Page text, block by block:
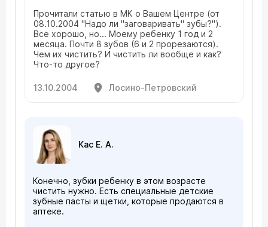
Прочитали статью в МК о Вашем Центре (от
08.10.2004 "Надо ли "заговаривать" зубы?").
Все хорошо, но... Моему ребенку 1 год и 2
месяца. Почти 8 зубов (6 и 2 прорезаются).
Чем их чистить? И чистить ли вообще и как?
Что-то другое?
13.10.2004 Лосино-Петровский
Кас Е. А.
Конечно, зубки ребенку в этом возрасте
чистить нужно. Есть специальные детские
зубные пасты и щетки, которые продаются в
аптеке.